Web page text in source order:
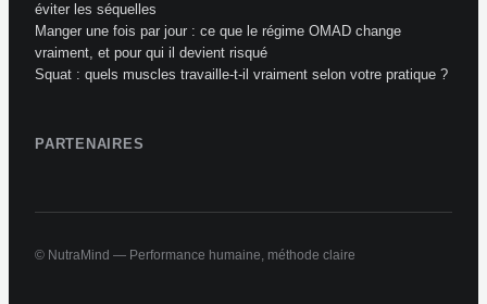
éviter les séquelles
Manger une fois par jour : ce que le régime OMAD change
vraiment, et pour qui il devient risqué
Squat : quels muscles travaille-t-il vraiment selon votre pratique ?
PARTENAIRES
© NutraMind — Performance humaine, méthode claire